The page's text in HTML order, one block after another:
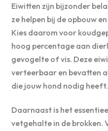
Eiwitten zijn bijzonder
ze helpen bij de opbouw
Kies daarom voor
hoog percentage aan
gevogelte of vis. Deze
verteerbaar en bevatten
die jouw hond nodig heeft.
Daarnaast is het
vetgehalte in de brokken.